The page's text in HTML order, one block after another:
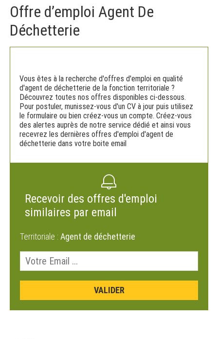
Offre d’emploi Agent De
Déchetterie
Vous êtes à la recherche d'offres d'emploi en qualité
d'agent de déchetterie de la fonction territoriale ?
Découvrez toutes nos offres disponibles ci-dessous.
Pour postuler, munissez-vous d'un CV à jour puis utilisez
le formulaire ou bien créez-vous un compte. Créez-vous
des alertes auprès de notre service dédié et ainsi vous
recevrez les dernières offres d'emploi d'agent de
déchetterie dans votre boite email
Recevoir des offres d'emploi
similaires par email
Territoriale : Agent de déchetterie